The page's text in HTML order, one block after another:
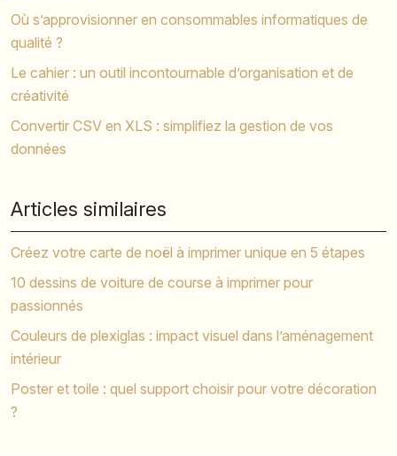
Où s’approvisionner en consommables informatiques de
qualité ?
Le cahier : un outil incontournable d’organisation et de
créativité
Convertir CSV en XLS : simplifiez la gestion de vos
données
Articles similaires
Créez votre carte de noël à imprimer unique en 5 étapes
10 dessins de voiture de course à imprimer pour
passionnés
Couleurs de plexiglas : impact visuel dans l’aménagement
intérieur
Poster et toile : quel support choisir pour votre décoration
?